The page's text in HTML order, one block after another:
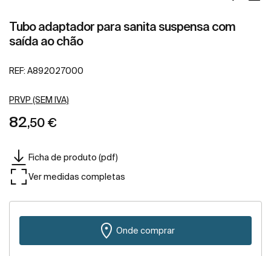
Tubo adaptador para sanita suspensa com
saída ao chão
REF: A892027000
PRVP (SEM IVA)
82,50 €
Ficha de produto (pdf)
Ver medidas completas
Onde comprar